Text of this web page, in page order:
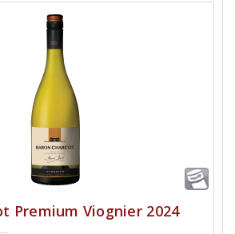
Premium Viognier 2024